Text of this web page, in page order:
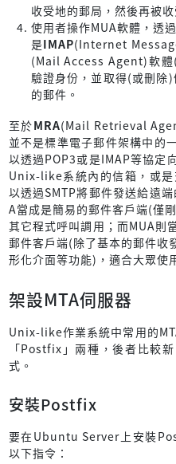
收受地的郵局，然後再被
使用者操作MUA軟體，透過
是IMAP(Internet
(Mail Access Agent)軟
驗證身份，並取得(或刪
的郵件。
至於MRA(Mail Retrieval
並不是標準電子郵件架構中的
以透過POP3或是IMAP等協定
Unix-like系統內的信箱，或
以透過SMTP將郵件發送給遠
A當成是簡易的郵件客戶端(僅
其它程式呼叫調用；而MUA則
郵件客戶端(除了基本的郵件收
形化介面等功能)，適合大眾使
架設MTA伺服器
Unix-like作業系統中常用的
「Postfix」兩種，後者比較
式。
安裝Postfix
要在Ubuntu Server上安裝
以下指令：